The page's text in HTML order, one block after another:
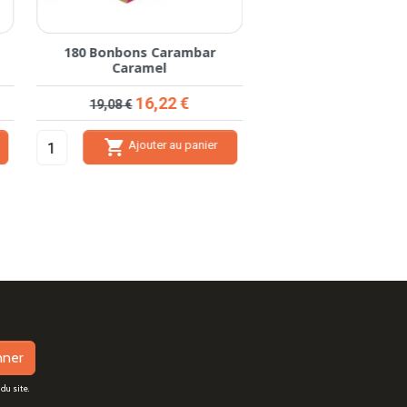
180 Bonbons Carambar
Caramel
Prix de base
19,08 € Prix
16,22 €
 Ajouter au panier
site.